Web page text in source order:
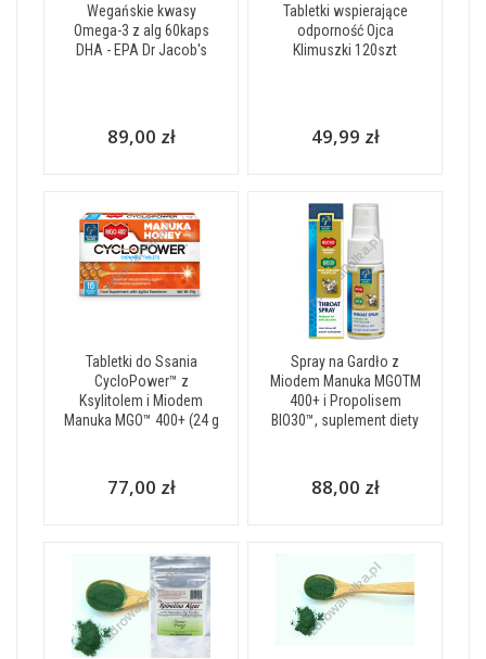
Wegańskie kwasy
Omega-3 z alg 60kaps
DHA - EPA Dr Jacob's
89,00 zł
Tabletki wspierające
odporność Ojca
Klimuszki 120szt
49,99 zł
Tabletki do Ssania
CycloPower™ z
Ksylitolem i Miodem
Manuka MGO™ 400+ (24 g
77,00 zł
Spray na Gardło z
Miodem Manuka MGOTM
400+ i Propolisem
BIO30™, suplement diety
88,00 zł